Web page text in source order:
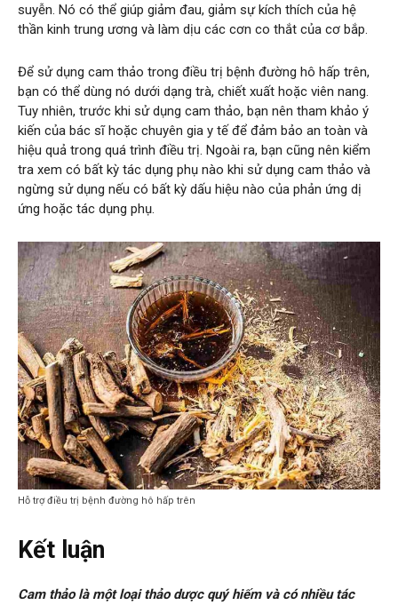
suyễn. Nó có thể giúp giảm đau, giảm sự kích thích của hệ
thần kinh trung ương và làm dịu các cơn co thắt của cơ bắp.
Để sử dụng cam thảo trong điều trị bệnh đường hô hấp trên,
bạn có thể dùng nó dưới dạng trà, chiết xuất hoặc viên nang.
Tuy nhiên, trước khi sử dụng cam thảo, bạn nên tham khảo ý
kiến ​​của bác sĩ hoặc chuyên gia y tế để đảm bảo an toàn và
hiệu quả trong quá trình điều trị. Ngoài ra, bạn cũng nên kiểm
tra xem có bất kỳ tác dụng phụ nào khi sử dụng cam thảo và
ngừng sử dụng nếu có bất kỳ dấu hiệu nào của phản ứng dị
ứng hoặc tác dụng phụ.
Hỗ trợ điều trị bệnh đường hô hấp trên
Kết luận
Cam thảo là một loại thảo dược quý hiếm và có nhiều tác